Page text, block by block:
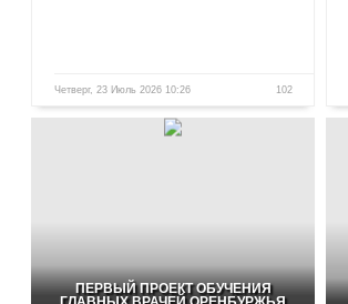
Четверг, 23 Июль 2026 10:26 102
ПЕРВЫЙ ПРОЕКТ ОБУЧЕНИЯ